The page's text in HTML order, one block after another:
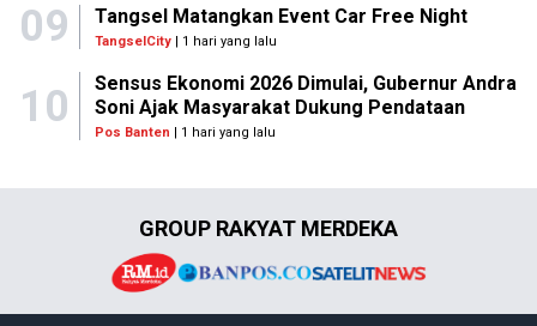
09 Tangsel Matangkan Event Car Free Night
TangselCity | 1 hari yang lalu
10
Sensus Ekonomi 2026 Dimulai, Gubernur Andra
Soni Ajak Masyarakat Dukung Pendataan
Pos Banten | 1 hari yang lalu
GROUP RAKYAT MERDEKA